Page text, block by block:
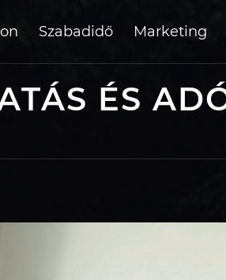
Szabadidő Marketing
ÉS